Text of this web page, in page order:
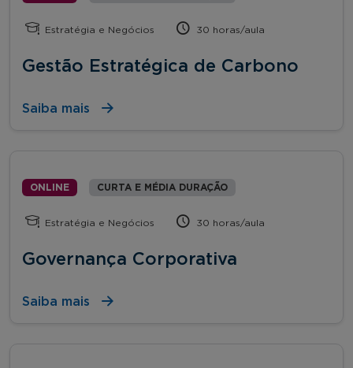
Estratégia e Negócios 30 horas/aula
Gestão Estratégica de Carbono
Saiba mais
ONLINE CURTA E MÉDIA DURAÇÃO
Estratégia e Negócios 30 horas/aula
Governança Corporativa
Saiba mais